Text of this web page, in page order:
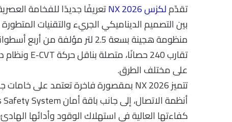
تقدّملكزس NX 2026
بين التصميم الديناميكي الجريء والتقنيات
منظومة هجينة بسعة 2.5 لتر
على مختلف الطرق.